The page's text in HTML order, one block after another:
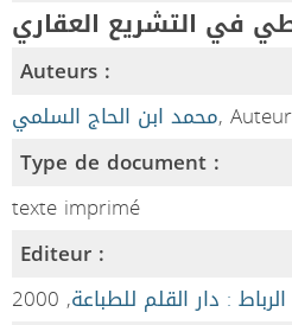
في التشريع العقاري
Auteurs :
محمد ابن الحاج السلمي, Auteur
Type de document :
texte imprimé
Editeur :
الرباط : دار القلم للطباعة, 2000